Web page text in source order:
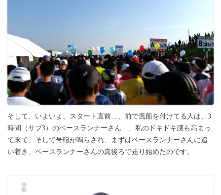
そして、いよいよ、スタート直前…、前で風船を付けてる人は、3
時間（サブ3）のペースランナーさん…、私のドキドキ感も高まっ
て来て、そして号砲が鳴らされ、まずはペースランナーさんに追
い着き、ペースランナーさんの真後ろで走り始めたのです。